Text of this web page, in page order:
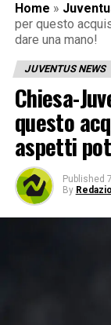
Home »
per questo
dare una mano!
JUVENTUS NEWS
Chiesa-
questo
aspetti
Published
By